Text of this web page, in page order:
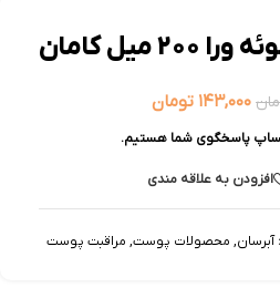
میل کامان
۱۴۳,۰۰۰ تومان
پاسخگوی شما هستیم.
افزودن به علاقه مندی
آبرسان, محصولات پوست, مراقبت پوست